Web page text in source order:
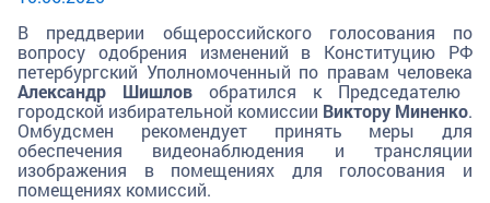
В преддверии общероссийского голосования по
вопросу одобрения изменений в Конституцию РФ
петербургский Уполномоченный по правам человека
Александр Шишлов обратился к Председателю
городской избирательной комиссии Виктору Миненко.
Омбудсмен рекомендует принять меры для
обеспечения видеонаблюдения и трансляции
изображения в помещениях для голосования и
помещениях комиссий.